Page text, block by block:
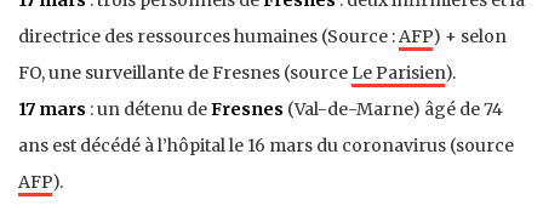
directrice des ressources humaines (Source : AFP) + selon
FO, une surveillante de Fresnes (source Le Parisien).
17 mars : un détenu deFresnes (Val-de-Marne) âgé de 74
ans est décédé à l’hôpital le 16 mars du coronavirus (source
AFP).